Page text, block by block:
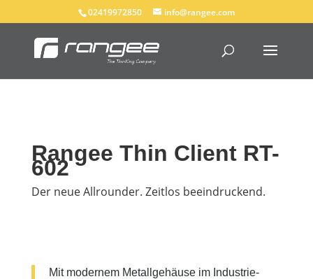
02419972850 info@rangee.com
Rangee Thin Client RT-
602
Der neue Allrounder. Zeitlos beeindruckend.
Mit modernem Metallgehäuse im Industrie-